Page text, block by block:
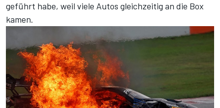
geführt habe, weil viele Autos gleichzeitig an die Box
kamen.